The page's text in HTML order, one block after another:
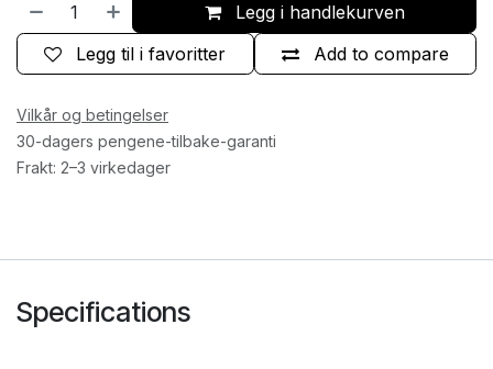
Legg i handlekurven
Add to compare
Legg til i favoritter
Vilkår og betingelser
30-dagers pengene-tilbake-garanti
Frakt: 2–3 virkedager
Specifications